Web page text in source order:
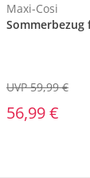
Maxi-Cosi
Sommerbezug
56,99 €
UVP 59,99 €